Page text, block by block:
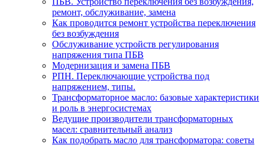
ремонт, обслуживание, замена
Как проводится ремонт устройства переключения
без возбуждения
Обслуживание устройств регулирования
напряжения типа ПБВ
Модернизация и замена ПБВ
РПН. Переключающие устройства под
напряжением, типы.
Трансформаторное масло: базовые характеристики
и роль в энергосистемах
Ведущие производители трансформаторных
масел: сравнительный анализ
Как подобрать масло для трансформатора: советы